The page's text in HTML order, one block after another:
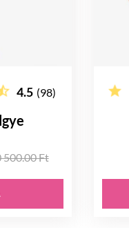
4.5 (98)
500.00 Ft